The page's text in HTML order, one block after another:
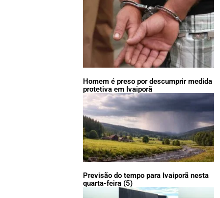
Homem é preso por descumprir medida
protetiva em Ivaiporã
Previsão do tempo para Ivaiporã nesta
quarta-feira (5)